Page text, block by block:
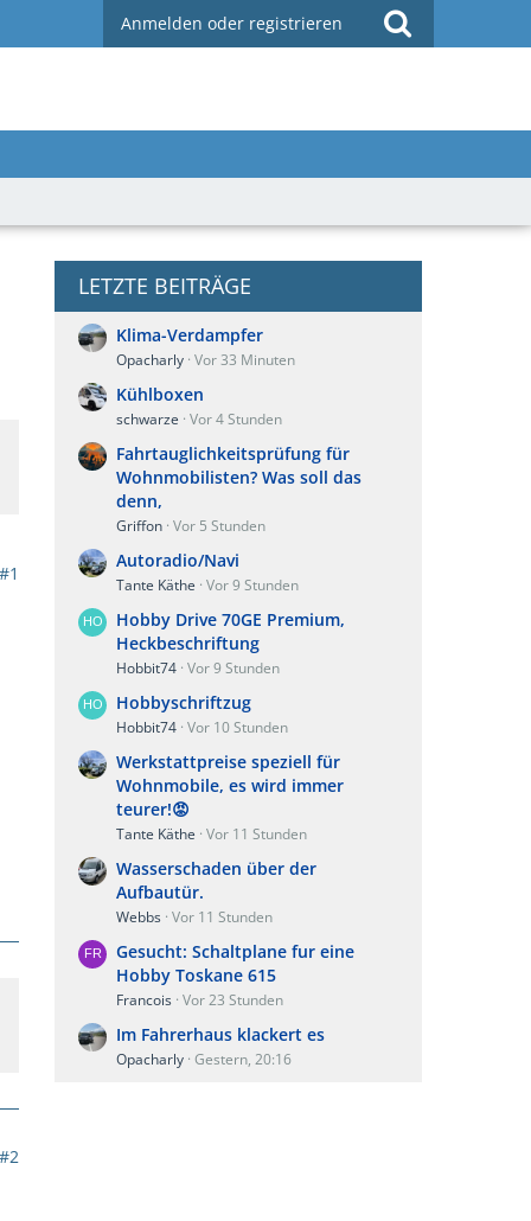
Anmelden oder registrieren
#1
#2
LETZTE BEITRÄGE
Klima-Verdampfer
Opacharly Vor 33 Minuten
Kühlboxen
schwarze Vor 4 Stunden
Fahrtauglichkeitsprüfung für
Wohnmobilisten? Was soll das
denn,
Griffon Vor 5 Stunden
Autoradio/Navi
Tante Käthe Vor 9 Stunden
Hobby Drive 70GE Premium,
Heckbeschriftung
Hobbit74 Vor 9 Stunden
Hobbyschriftzug
Hobbit74 Vor 10 Stunden
Werkstattpreise speziell für
Wohnmobile, es wird immer
teurer!😡
Tante Käthe Vor 11 Stunden
Wasserschaden über der
Aufbautür.
Webbs Vor 11 Stunden
Gesucht: Schaltplane fur eine
Hobby Toskane 615
Francois Vor 23 Stunden
Im Fahrerhaus klackert es
Opacharly Gestern, 20:16